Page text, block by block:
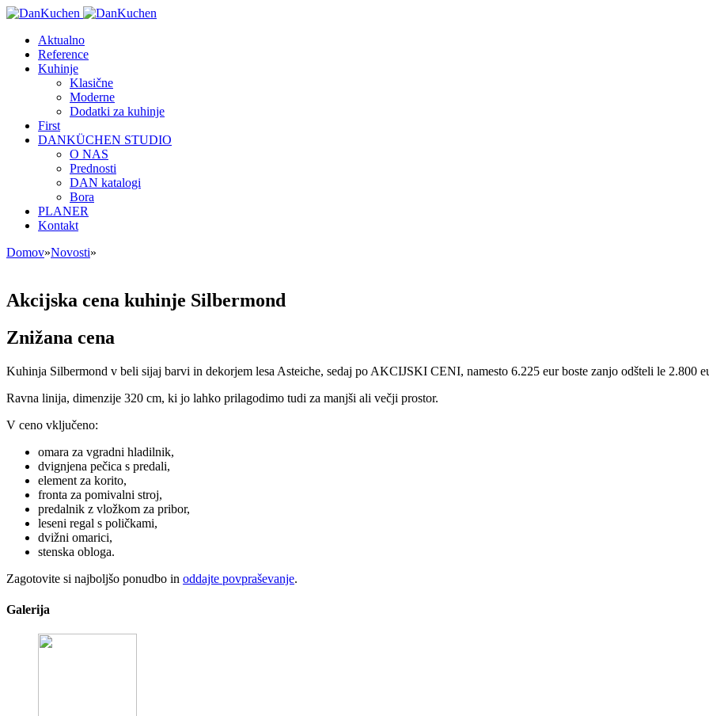
Aktualno
Reference
Kuhinje
Klasične
Moderne
Dodatki za kuhinje
First
DANKÜCHEN STUDIO
O NAS
Prednosti
DAN katalogi
Bora
PLANER
Kontakt
Domov»Novosti»
Akcijska cena kuhinje Silbermond
Znižana cena
Kuhinja Silbermond v beli sijaj barvi in dekorjem lesa Asteiche, sedaj po AKCIJSKI CENI, namesto 6.225 eur boste zanjo odšteli le 2.800
Ravna linija, dimenzije 320 cm, ki jo lahko prilagodimo tudi za manjši ali večji prostor.
V ceno vključeno:
omara za vgradni hladilnik,
dvignjena pečica s predali,
element za korito,
fronta za pomivalni stroj,
predalnik z vložkom za pribor,
leseni regal s poličkami,
dvižni omarici,
stenska obloga.
Zagotovite si najboljšo ponudbo in oddajte povpraševanje.
Galerija